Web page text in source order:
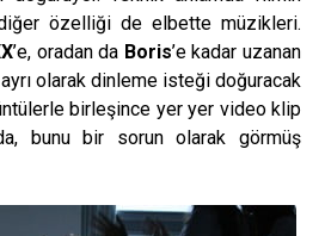
özelliği de elbette müzikleri.
’e, oradan da Boris’e kadar uzanan
olarak dinleme isteği doğuracak
birleşince yer yer video klip
bunu bir sorun olarak görmüş